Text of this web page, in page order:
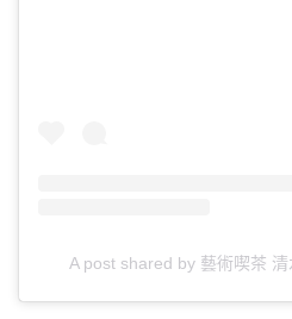
A post shared by 藝術喫茶